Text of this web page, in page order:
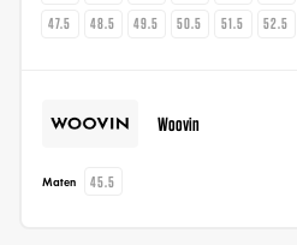
47.5
48.5 49.5 50.5 51.5 52.5
Woovin
Maten 45.5